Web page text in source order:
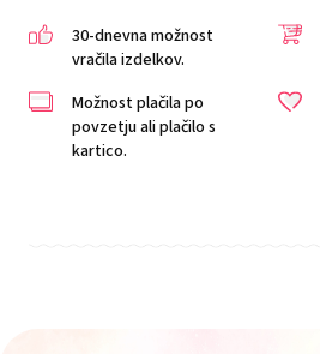
30-dnevna možnost
vračila izdelkov.
Možnost plačila po
povzetju ali plačilo s
kartico.